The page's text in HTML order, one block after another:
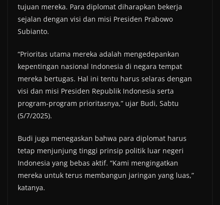
tujuan mereka. Para diplomat diharapkan bekerja
sejalan dengan visi dan misi Presiden Prabowo
Subianto.
“Prioritas utama mereka adalah mengedepankan
kepentingan nasional Indonesia di negara tempat
mereka bertugas. Hal ini tentu harus selaras dengan
visi dan misi Presiden Republik Indonesia serta
program-program prioritasnya,” ujar Budi, Sabtu
(5/7/2025).
Budi juga menegaskan bahwa para diplomat harus
tetap menjunjung tinggi prinsip politik luar negeri
Indonesia yang bebas aktif. “Kami mengingatkan
mereka untuk terus membangun jaringan yang luas,”
katanya.